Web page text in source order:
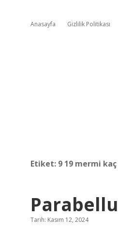
Anasayfa Gizlilik Politikası
Etiket: 9 19 mermi
Tarih: Kasım 12, 2024